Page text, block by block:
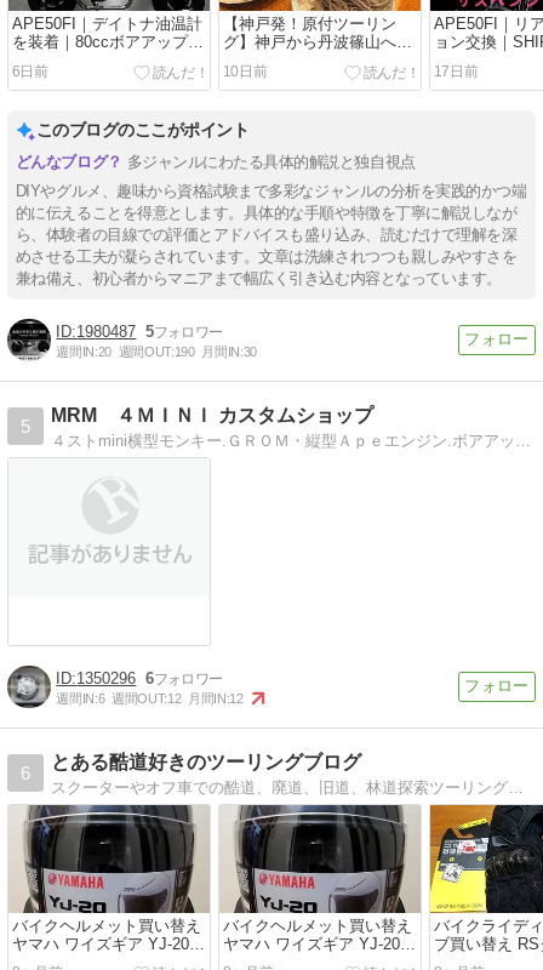
APE50FI｜デイトナ油温計
を装着｜80ccボアアップ車
の夏場の油温を実測
6日前
【神戸発！原付ツーリン
グ】神戸から丹波篠山へ！
「篠山そば 市川」で皿そば
と鯖寿司を満喫
10日前
APE50FI｜リ
ョン交換｜
スペンション
注意点
17日前
このブログのここがポイント
多ジャンルにわたる具体的解説と独自視点
DIYやグルメ、趣味から資格試験まで多彩なジャンルの分析を実践的かつ端
的に伝えることを得意とします。具体的な手順や特徴を丁寧に解説しなが
ら、体験者の目線での評価とアドバイスも盛り込み、読むだけで理解を深
めさせる工夫が凝らされています。文章は洗練されつつも親しみやすさを
兼ね備え、初心者からマニアまで幅広く引き込む内容となっています。
1980487 5
週間IN:20 週間OUT:190 月間IN:30
5
MRM ４ＭＩＮＩ カスタムショップ
４ストmini横型モンキー.ＧＲＯＭ・縦型Ａｐｅエンジン.ボアアップ.カスタム下町職人のフィードバック
1350296 6
週間IN:6 週間OUT:12 月間IN:12
6
とある酷道好きのツーリングブログ
スクーターやオフ車での酷道、廃道、旧道、林道探索ツーリングブログです。
バイクヘルメット買い替え
ヤマハ ワイズギア YJ-20
ゼニス
バイクヘルメット買い替え
ヤマハ ワイズギア YJ-20
ゼニス
バイクライデ
ブ買い替え RS
RST664カー